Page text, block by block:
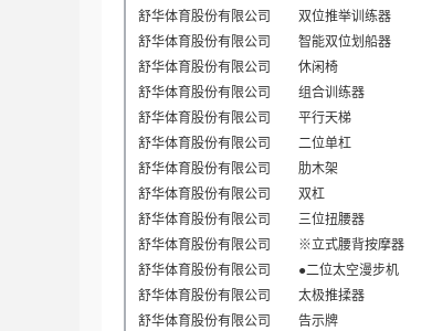
舒华体育股份有限公司
双位推举训练器
舒华体育股份有限公司
智能双位划船器
舒华体育股份有限公司
休闲椅
舒华体育股份有限公司
组合训练器
舒华体育股份有限公司
平行天梯
舒华体育股份有限公司
二位单杠
舒华体育股份有限公司
肋木架
舒华体育股份有限公司
双杠
舒华体育股份有限公司
三位扭腰器
舒华体育股份有限公司
※立式腰背按摩器
舒华体育股份有限公司
●二位太空漫步机
舒华体育股份有限公司
太极推揉器
舒华体育股份有限公司
告示牌